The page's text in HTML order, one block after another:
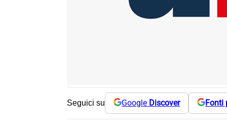
Seguici su Google Discover Fonti